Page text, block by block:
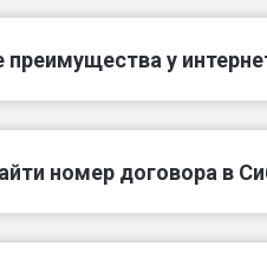
преимущества у
номер договора в